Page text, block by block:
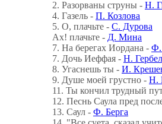
2. Разорваны струны - Н.
4. Газель - П. Козлова
5. О, плачьте - C. Дурова
Ах! плачьте - Д. Мина
7. На берегах Иордана - Ф.
7. Дочь Иеффая - Н.
8. Угаснешь ты - И.
9. Душе моей грустно - Н.
11. Ты кончил трудный
12. Песнь Саула пред
13. Саул - Ф. Берга